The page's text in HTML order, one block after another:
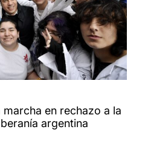
en rechazo a la
argentina